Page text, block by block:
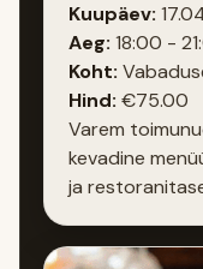
Kuupäev:
Aeg: 18:00 -
Koht:
Hind: €75.00
Varem
kevadine
ja